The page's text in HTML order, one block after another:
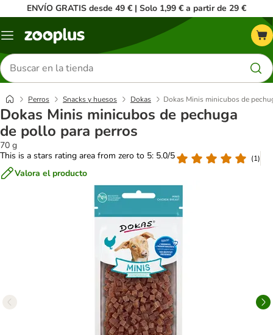
ENVÍO GRATIS desde 49 € | Solo 1,99 € a partir de 29 €
Menú
Buscar
productos
Perros Snacks y huesos Dokas Dokas Minis minicubos de
Dokas Minis minicubos de pechuga
de pollo para perros
70 g
This is a stars rating area from zero to 5: 5.0/5
(1)
Valora el producto